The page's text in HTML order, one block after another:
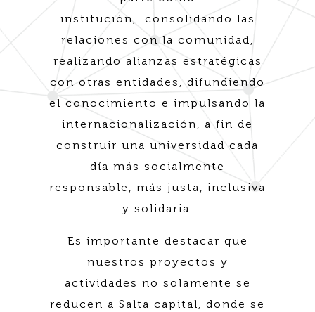
institución, consolidando las
relaciones con la comunidad,
realizando alianzas estratégicas
con otras entidades, difundiendo
el conocimiento e impulsando la
internacionalización, a fin de
construir una universidad cada
día más socialmente
responsable, más justa, inclusiva
y solidaria.
Es importante destacar que
nuestros proyectos y
actividades no solamente se
reducen a Salta capital, donde se